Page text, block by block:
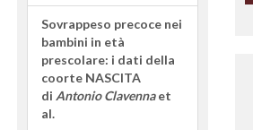
Sovrappeso precoce nei
bambini in età
prescolare: i dati della
coorte NASCITA
di Antonio Clavennaet
al.